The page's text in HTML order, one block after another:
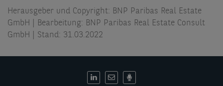
Herausgeber und Copyright: BNP Paribas Real Estate
GmbH | Bearbeitung: BNP Paribas Real Estate Consult
GmbH | Stand: 31.03.2022